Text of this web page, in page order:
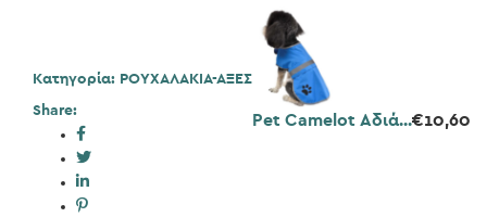
Pet Camelot Αδιά...€10,60
Κατηγορία: ΡΟΥΧΑΛΑΚΙΑ-ΑΞΕΣΟΥΑΡ,Σκύλος
Share: